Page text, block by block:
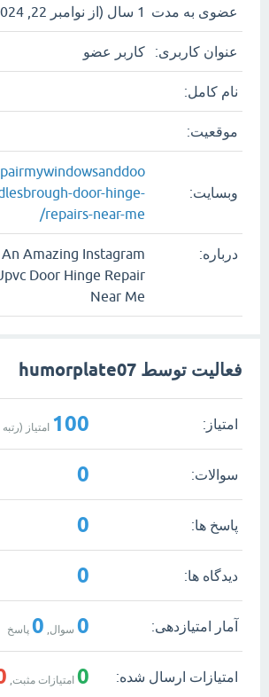
عضوی به مدت 1 سال (از نوامبر 22, 2024)
عنوان کاربری: کاربر عضو
نام کامل:
موقعیت:
وبسایت:
door-hinge-
repairs-near-me/
درباره:
Amazing Instagram
Door Hinge Repair
Near Me
فعالیت توسط humorplate07
امتیاز: 100 امتیاز
سوالات: 0
پاسخ ها: 0
دیدگاه ها: 0
آمار امتیازدهی: 0 سوال, 0 پاسخ
امتیازات ارسال شده: 0 امتیازات مثبت,